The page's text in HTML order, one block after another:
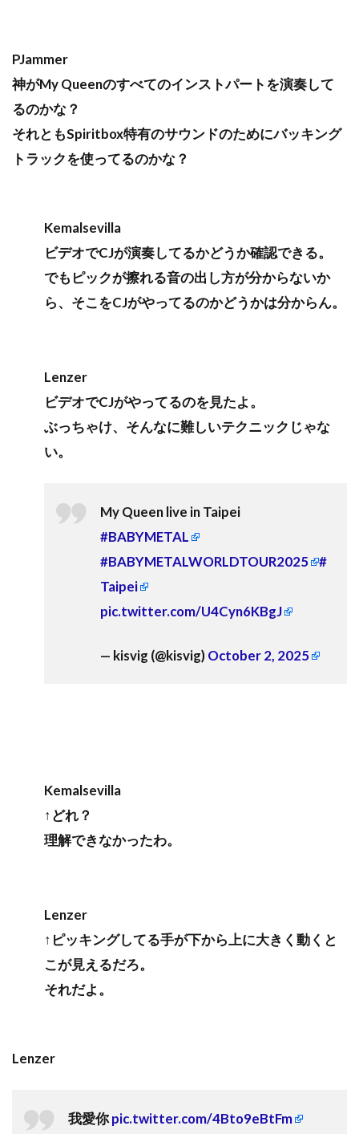
PJammer
神がMy Queenのすべてのインストパートを演奏して
るのかな？
それともSpiritbox特有のサウンドのためにバッキング
トラックを使ってるのかな？
Kemalsevilla
ビデオでCJが演奏してるかどうか確認できる。
でもピックが擦れる音の出し方が分からないか
ら、そこをCJがやってるのかどうかは分からん。
Lenzer
ビデオでCJがやってるのを見たよ。
ぶっちゃけ、そんなに難しいテクニックじゃな
い。
My Queen live in Taipei
#BABYMETAL
#BABYMETALWORLDTOUR2025
#
Taipei
pic.twitter.com/U4Cyn6KBgJ
— kisvig (@kisvig)October 2, 2025
Kemalsevilla
↑どれ？
理解できなかったわ。
Lenzer
↑ピッキングしてる手が下から上に大きく動くと
こが見えるだろ。
それだよ。
Lenzer
我愛你pic.twitter.com/4Bto9eBtFm